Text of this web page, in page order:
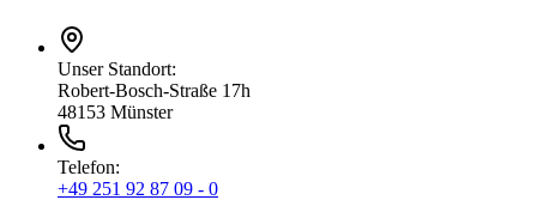
Unser Standort:
Robert-Bosch-Straße 17h
48153 Münster
Telefon:
+49 251 92 87 09 - 0